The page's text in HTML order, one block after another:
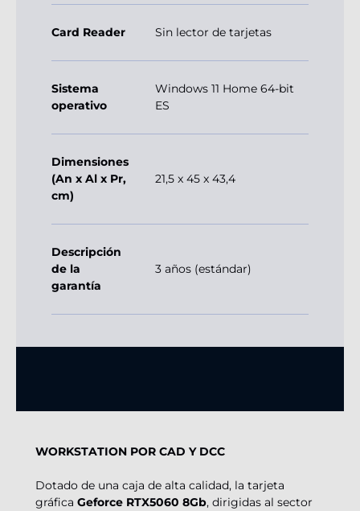
Card Reader Sin lector de tarjetas
Sistema
operativo
Windows 11 Home 64-bit
ES
Dimensiones
(An x Al x Pr,
cm)
21,5 x 45 x 43,4
Descripción
de la
garantía
3 años (estándar)
WORKSTATION POR CAD Y DCC
Dotado de una caja de alta calidad, la tarjeta
gráfica Geforce RTX5060 8Gb, dirigidas al sector